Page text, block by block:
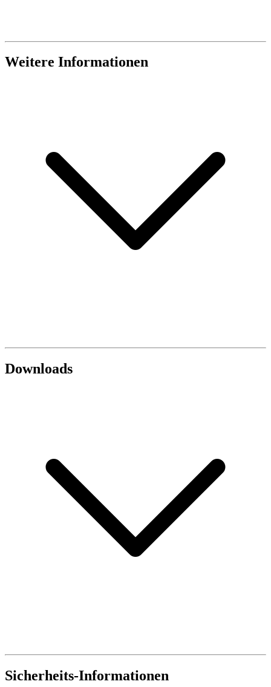
Weitere Informationen
Downloads
Sicherheits-Informationen